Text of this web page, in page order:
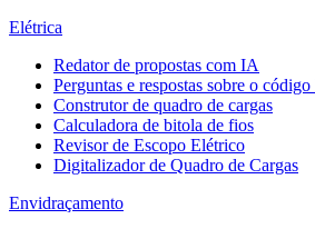
Elétrica
Redator de propostas com IA
Perguntas e respostas sobre o
Construtor de quadro de cargas
Calculadora de bitola de fios
Revisor de Escopo Elétrico
Digitalizador de Quadro de Cargas
Envidraçamento